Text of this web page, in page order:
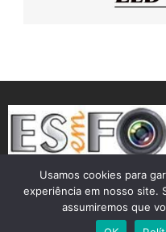
Usamos cookies para
experiência em nosso site.
assumiremos que